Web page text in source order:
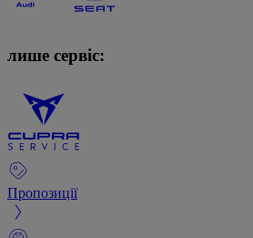
лише сервіс:
Пропозиції